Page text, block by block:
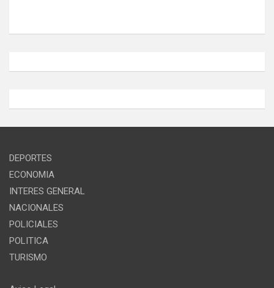
DEPORTES
ECONOMIA
INTERES GENERAL
NACIONALES
POLICIALES
POLITICA
TURISMO